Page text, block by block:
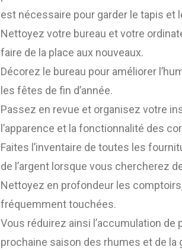
est nécessaire pour garder le tapis et
Nettoyez votre bureau et votre
faire de la place aux nouveaux.
Décorez le bureau pour améliorer
les fêtes de fin d’année.
Passez en revue et organisez votre
l’apparence et la fonctionnalité des
Faites l’inventaire de toutes les
de l’argent lorsque vous chercherez
Nettoyez en profondeur les
fréquemment touchées.
Vous réduirez ainsi l’accumulation
prochaine saison des rhumes et de la